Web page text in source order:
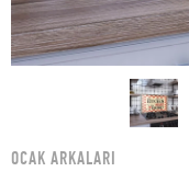
OCAK ARKALARI